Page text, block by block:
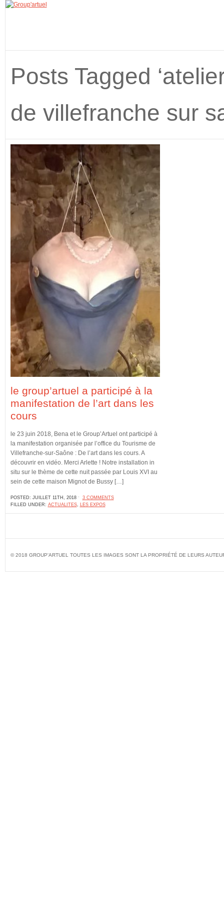
Posts Tagged
de villefranche sur
le group’artuel a participé à la
manifestation de l’art dans les
cours
le 23 juin 2018, Bena et le Group’Artuel ont participé à
la manifestation organisée par l’office du Tourisme de
Villefranche-sur-Saône : De l’art dans les cours. A
découvrir en vidéo. Merci Arlette ! Notre installation in
situ sur le thème de cette nuit passée par Louis XVI au
sein de cette maison Mignot de Bussy […]
POSTED: JUILLET 11TH, 2018 ˑ 3 COMMENTS
FILLED UNDER: ACTUALITES, LES EXPOS
© 2018 GROUP'ARTUEL TOUTES LES IMAGES SONT LA PROPRIÉTÉ DE LEURS